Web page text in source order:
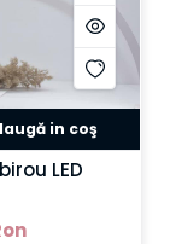
in coş
LED